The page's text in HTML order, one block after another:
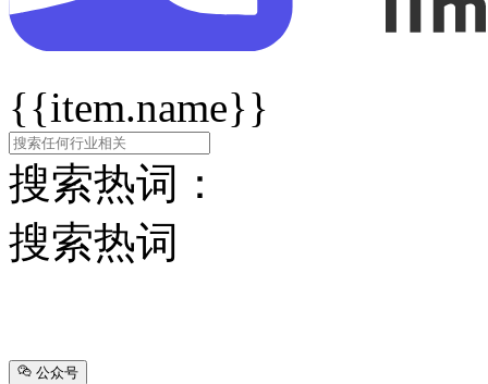
{{item.name}}
搜索热词：
搜索热词
公众号